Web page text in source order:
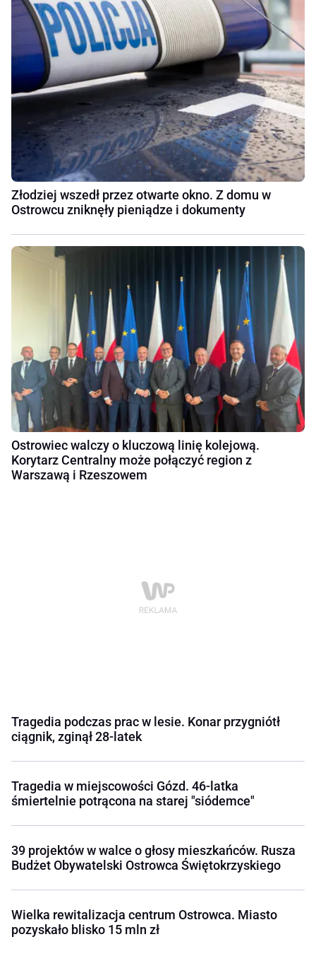
Złodziej wszedł przez otwarte okno. Z domu w
Ostrowcu zniknęły pieniądze i dokumenty
Ostrowiec walczy o kluczową linię kolejową.
Korytarz Centralny może połączyć region z
Warszawą i Rzeszowem
Tragedia podczas prac w lesie. Konar przygniótł
ciągnik, zginął 28-latek
Tragedia w miejscowości Gózd. 46-latka
śmiertelnie potrącona na starej "siódemce"
39 projektów w walce o głosy mieszkańców. Rusza
Budżet Obywatelski Ostrowca Świętokrzyskiego
Wielka rewitalizacja centrum Ostrowca. Miasto
pozyskało blisko 15 mln zł